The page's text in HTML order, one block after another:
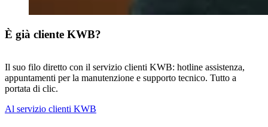
È già cliente KWB?
Il suo filo diretto con il servizio clienti KWB: hotline assistenza,
appuntamenti per la manutenzione e supporto tecnico. Tutto a
portata di clic.
Al servizio clienti KWB